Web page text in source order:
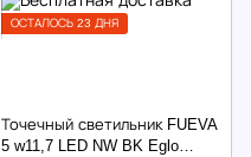
ОСТАЛОСЬ 23 ДНЯ
Точечный светильник FUEVA
5 w11,7 LED NW BK Eglo